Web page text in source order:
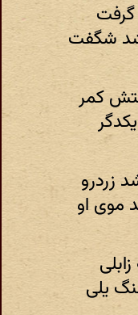
گرفت
شد شگفت
کمر
زرد‌رو
موی او
یلی